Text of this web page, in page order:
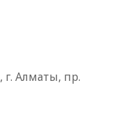
, г. Алматы, пр.